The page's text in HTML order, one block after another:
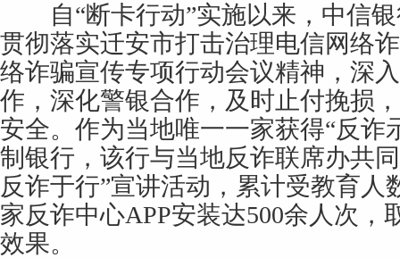
自“断卡行动”实施以来，中信银
贯彻落实迁安市打击治理电信网络
络诈骗宣传专项行动会议精神，深
作，深化警银合作，及时止付挽损
安全。作为当地唯一一家获得“反诈
制银行，该行与当地反诈联席办共
反诈于行”宣讲活动，累计受教育人
家反诈中心APP安装达500余人次，
效果。